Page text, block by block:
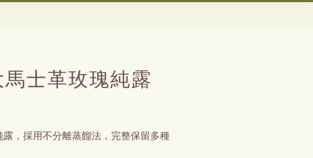
士革玫瑰純露
，採用不分離蒸餾法，完整保留多種